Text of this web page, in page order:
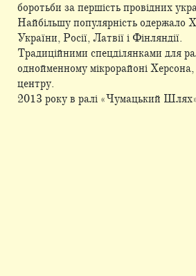
боротьби за першість провідних
Найбільшу популярність одержало
України, Росії, Латвії і Фінляндії.
Традиційними спецділянками для
однойменному мікрорайоні
центру.
2013 року в ралі «Чумацький